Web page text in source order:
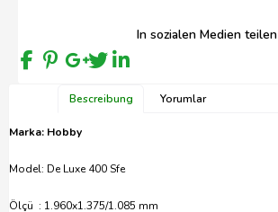
In sozialen Medien teilen
Bescreibung Yorumlar
Marka: Hobby
Model: De Luxe 400 Sfe
Ölçü : 1.960x1.375/1.085 mm